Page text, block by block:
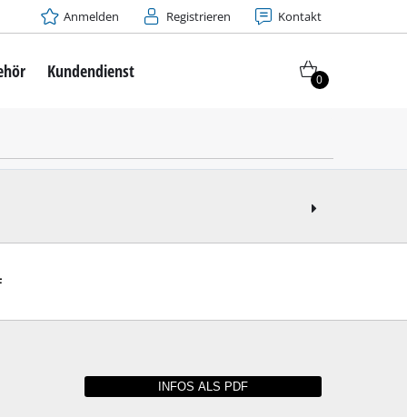
Anmelden Registrieren Kontakt
Kundendienst 0